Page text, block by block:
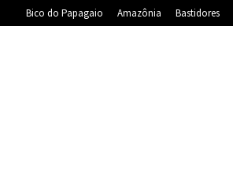
Bico do Papagaio Amazônia Bastidores